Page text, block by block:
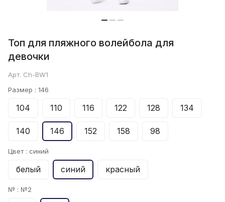
Топ для пляжного волейбола для
девочки
Арт. Ch-BW1
Размер : 146
104 110 116 122 128 134
140 146 152 158 98
Цвет : синий
белый синий красный
№ : №2